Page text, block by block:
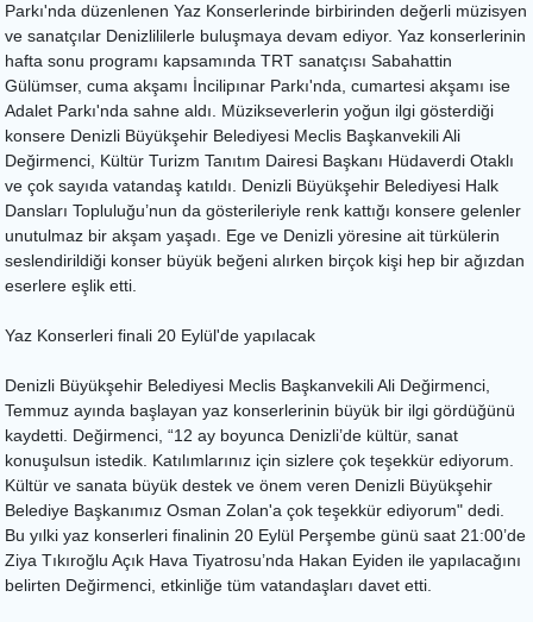
Parkı'nda düzenlenen Yaz Konserlerinde birbirinden değerli müzisyen
ve sanatçılar Denizlililerle buluşmaya devam ediyor. Yaz konserlerinin
hafta sonu programı kapsamında TRT sanatçısı Sabahattin
Gülümser, cuma akşamı İncilipınar Parkı'nda, cumartesi akşamı ise
Adalet Parkı'nda sahne aldı. Müzikseverlerin yoğun ilgi gösterdiği
konsere Denizli Büyükşehir Belediyesi Meclis Başkanvekili Ali
Değirmenci, Kültür Turizm Tanıtım Dairesi Başkanı Hüdaverdi Otaklı
ve çok sayıda vatandaş katıldı. Denizli Büyükşehir Belediyesi Halk
Dansları Topluluğu’nun da gösterileriyle renk kattığı konsere gelenler
unutulmaz bir akşam yaşadı. Ege ve Denizli yöresine ait türkülerin
seslendirildiği konser büyük beğeni alırken birçok kişi hep bir ağızdan
eserlere eşlik etti.
Yaz Konserleri finali 20 Eylül'de yapılacak
Denizli Büyükşehir Belediyesi Meclis Başkanvekili Ali Değirmenci,
Temmuz ayında başlayan yaz konserlerinin büyük bir ilgi gördüğünü
kaydetti. Değirmenci, “12 ay boyunca Denizli’de kültür, sanat
konuşulsun istedik. Katılımlarınız için sizlere çok teşekkür ediyorum.
Kültür ve sanata büyük destek ve önem veren Denizli Büyükşehir
Belediye Başkanımız Osman Zolan'a çok teşekkür ediyorum" dedi.
Bu yılki yaz konserleri finalinin 20 Eylül Perşembe günü saat 21:00’de
Ziya Tıkıroğlu Açık Hava Tiyatrosu’nda Hakan Eyiden ile yapılacağını
belirten Değirmenci, etkinliğe tüm vatandaşları davet etti.